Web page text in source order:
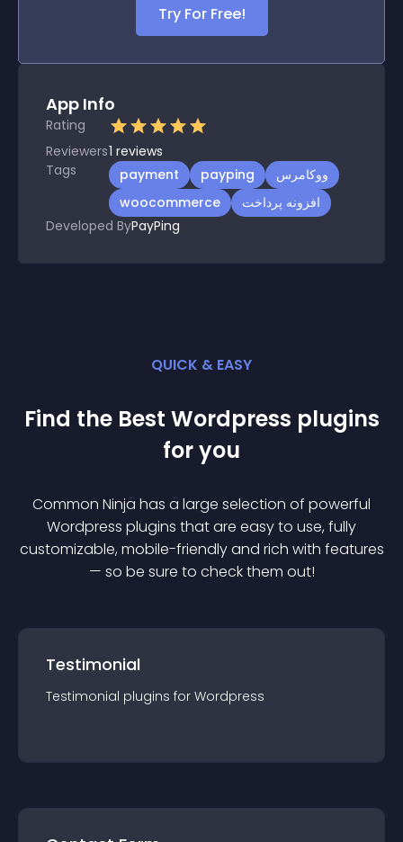
Try For Free!
App Info
Rating
Reviewers1 reviews
Tags
payment payping
ووکامرس
woocommerce
افزونه پرداخت
Developed ByPayPing
QUICK & EASY
Find the Best Wordpress plugins
for you
Common Ninja has a large selection of powerful
Wordpress plugins that are easy to use, fully
customizable, mobile-friendly and rich with features
— so be sure to check them out!
Testimonial
Testimonial plugins for Wordpress